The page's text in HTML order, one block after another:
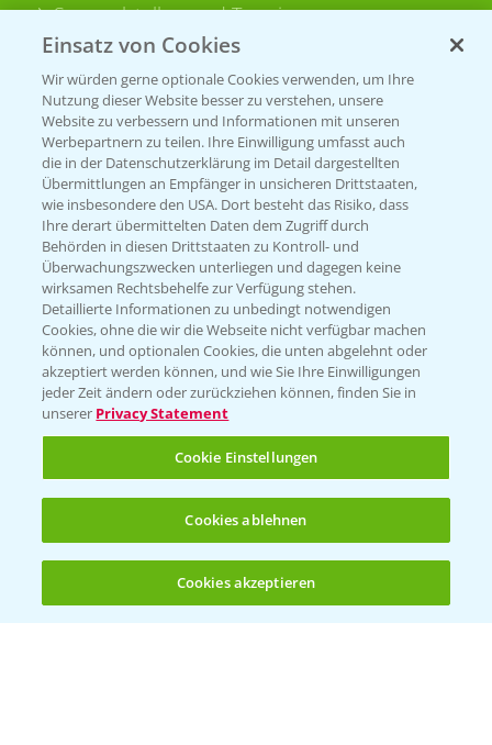
(noch 4)
Sammelstellen und Termine
PRE - Chemikalien sicher entsorgen
Sammelstellen und Termine
Kontakt & Notfall
Beratung auf WhatsApp
T.+49 (0)174 346 564 1
KONTAKT
Hilfe in Notfällen
T.+49 (0)214/30-20220
Folgen Sie uns
Einsatz von Cookies
Wir würden gerne optionale Cookies verwenden, um Ihre
Nutzung dieser Website besser zu verstehen, unsere
Website zu verbessern und Informationen mit unseren
Werbepartnern zu teilen. Ihre Einwilligung umfasst auch
die in der Datenschutzerklärung im Detail dargestellten
Übermittlungen an Empfänger in unsicheren Drittstaaten,
wie insbesondere den USA. Dort besteht das Risiko, dass
Ihre derart übermittelten Daten dem Zugriff durch
Behörden in diesen Drittstaaten zu Kontroll- und
Überwachungszwecken unterliegen und dagegen keine
wirksamen Rechtsbehelfe zur Verfügung stehen.
Detaillierte Informationen zu unbedingt notwendigen
Cookies, ohne die wir die Webseite nicht verfügbar machen
können, und optionalen Cookies, die unten abgelehnt oder
akzeptiert werden können, und wie Sie Ihre Einwilligungen
jeder Zeit ändern oder zurückziehen können, finden Sie in
unserer Privacy Statement
Cookie Einstellungen
Cookies ablehnen
Cookies akzeptieren